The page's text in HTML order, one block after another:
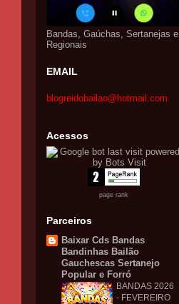
Bandas, Gaúchas, Sertanejas e
Regionais
EMAIL
blogreidobailao@hotmail.com
Acessos
page rank
Parceiros
Baixar Cds Bandas
Bandinhas Bailão
Gauchescas Sertanejo
Popular e Forró
BANDAS 2026
- FEVEREIRO